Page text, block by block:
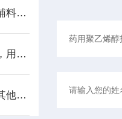
卡波姆日化级和药用辅料ABC的型号对应表
关于药用辅料卡波姆，用户最关心的问题
药用辅料硬脂酸镁与其他辅料复配实战方案